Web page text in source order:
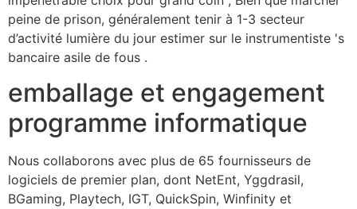
peine de prison, généralement tenir à 1-3 secteur
d’activité lumière du jour estimer sur le instrumentiste 's
bancaire asile de fous .
emballage et engagement
programme informatique
Nous collaborons avec plus de 65 fournisseurs de
logiciels de premier plan, dont NetEnt, Yggdrasil,
BGaming, Playtech, IGT, QuickSpin, Winfinity et